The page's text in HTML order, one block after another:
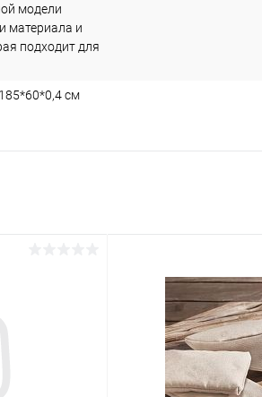
модели
материала и
подходит для
см